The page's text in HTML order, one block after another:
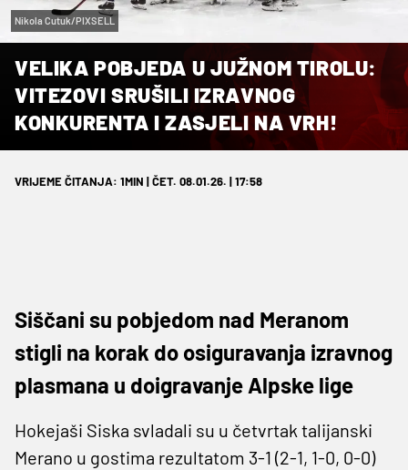
Nikola Cutuk/PIXSELL
VELIKA POBJEDA U JUŽNOM TIROLU:
VITEZOVI SRUŠILI IZRAVNOG
KONKURENTA I ZASJELI NA VRH!
VRIJEME ČITANJA: 1MIN | ČET. 08.01.26. | 17:58
Siščani su pobjedom nad Meranom
stigli na korak do osiguravanja izravnog
plasmana u doigravanje Alpske lige
Hokejaši Siska svladali su u četvrtak talijanski
Merano u gostima rezultatom 3-1 (2-1, 1-0, 0-0)